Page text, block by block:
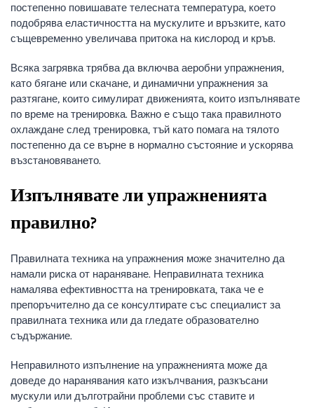
постепенно повишавате телесната температура, което
подобрява еластичността на мускулите и връзките, като
същевременно увеличава притока на кислород и кръв.
Всяка загрявка трябва да включва аеробни упражнения,
като бягане или скачане, и динамични упражнения за
разтягане, които симулират движенията, които изпълнявате
по време на тренировка. Важно е също така правилното
охлаждане след тренировка, тъй като помага на тялото
постепенно да се върне в нормално състояние и ускорява
възстановяването.
Изпълнявате ли упражненията
правилно?
Правилната техника на упражнения може значително да
намали риска от нараняване. Неправилната техника
намалява ефективността на тренировката, така че е
препоръчително да се консултирате със специалист за
правилната техника или да гледате образователно
съдържание.
Неправилното изпълнение на упражненията може да
доведе до наранявания като изкълчвания, разкъсани
мускули или дълготрайни проблеми със ставите и